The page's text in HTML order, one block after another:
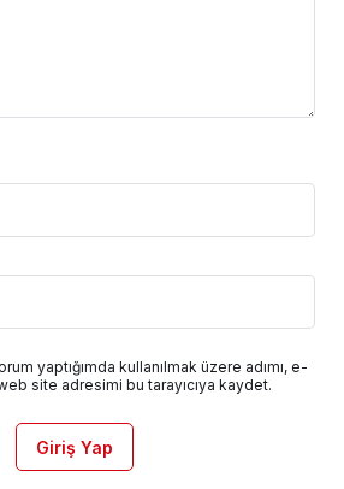
yaptığımda kullanılmak üzere adımı, e-
site adresimi bu tarayıcıya kaydet.
Giriş Yap